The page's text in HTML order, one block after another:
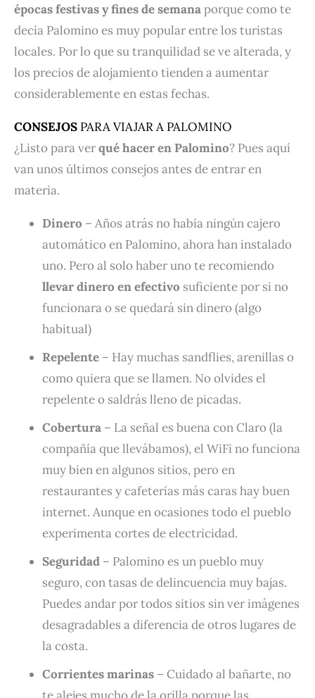
épocas festivas y fines de semanaporque como te
decía Palomino es muy popular entre los turistas
locales. Por lo que su tranquilidad se ve alterada, y
los precios de alojamiento tienden a aumentar
considerablemente en estas fechas.
CONSEJOS PARA VIAJAR A PALOMINO
¿Listo para verqué hacer en Palomino? Pues aquí
van unos últimos consejos antes de entrar en
materia.
Dinero – Años atrás no había ningún cajero
automático en Palomino, ahora han instalado
uno. Pero al solo haber uno te recomiendo
llevar dinero en efectivo suficiente por si no
funcionara o se quedará sin dinero (algo
habitual)
Repelente – Hay muchas sandflies, arenillas o
como quiera que se llamen. No olvides el
repelente o saldrás lleno de picadas.
Cobertura – La señal es buena con Claro (la
compañía que llevábamos), el WiFi no funciona
muy bien en algunos sitios, pero en
restaurantes y cafeterías más caras hay buen
internet. Aunque en ocasiones todo el pueblo
experimenta cortes de electricidad.
Seguridad – Palomino es un pueblo muy
seguro, con tasas de delincuencia muy bajas.
Puedes andar por todos sitios sin ver imágenes
desagradables a diferencia de otros lugares de
la costa.
Corrientes marinas – Cuidado al bañarte, no